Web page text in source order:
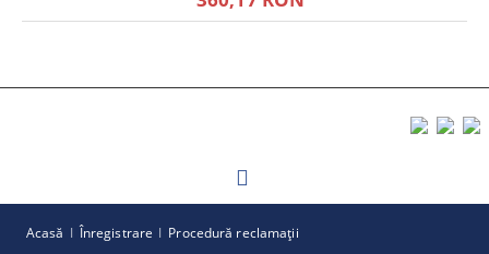
Acasă Înregistrare Procedură reclamaţii